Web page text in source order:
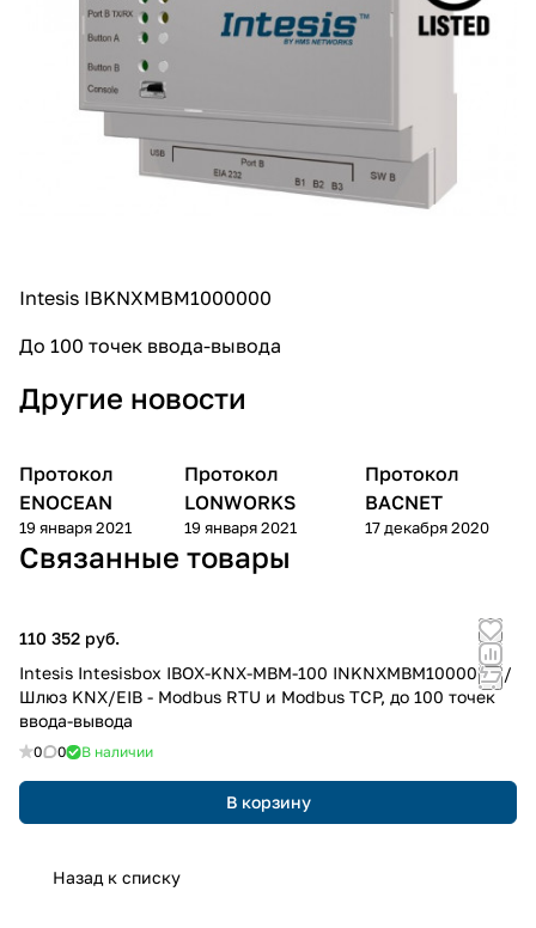
Intesis IBKNXMBM1000000
До 100 точек ввода-вывода
Другие новости
База знаний
Протокол
ENOCEAN
19 января 2021
База знаний
Протокол
LONWORKS
19 января 2021
База знаний
Протокол
BACNET
17 декабря 2020
Связанные товары
110 352 руб.
Intesis Intesisbox IBOX-KNX-MBM-100 INKNXMBM1000000 /
Шлюз KNX/EIB - Modbus RTU и Modbus TCP, до 100 точек
ввода-вывода
0 0 В наличии
В корзину
Назад к списку